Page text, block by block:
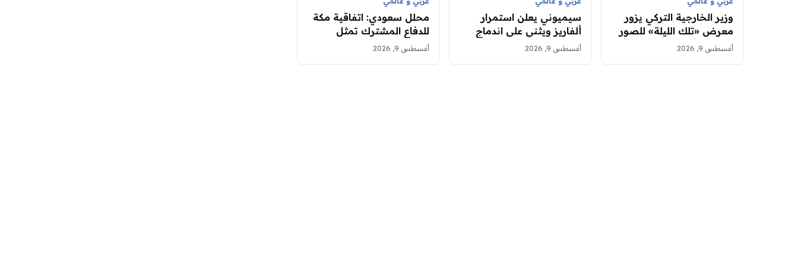
وزير الخارجية التركي يزور
معرض «تلك الليلة» للصور
الوثائقية في مقر وكالة
أغسطس 9, 2026
سيميوني يعلن استمرار
ألفاريز ويثني على اندماج
كانج-إن
أغسطس 9, 2026
محلل سعودي: اتفاقية مكة
للدفاع المشترك تمثل
امتداداً لتعاون عسكري سابق
أغسطس 9, 2026